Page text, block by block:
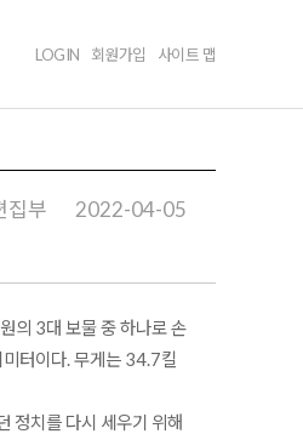
LOGIN 회원가입 사이트 맵
집부 2022-04-05
의 3대 보물 중 하나로 손
터이다. 무게는 34.7킬
정치를 다시 세우기 위해